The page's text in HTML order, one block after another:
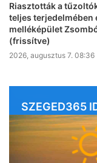
Riasztották a
teljes terjedelmében
melléképület
(frissítve)
2026, augusztus 7. 08:36
SZEGED365